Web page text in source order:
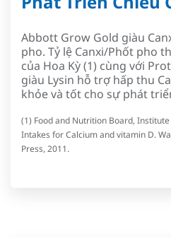
Abbott Grow Gold giàu
pho. Tỷ lệ Canxi/Phốt pho
của Hoa Kỳ (1) cùng với
giàu Lysin hỗ trợ hấp thu
khỏe và tốt cho sự phát
(1) Food and Nutrition Board,
Intakes for Calcium and vitamin D.
Press, 2011.